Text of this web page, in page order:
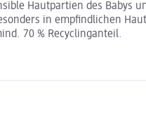
Hautpartien des
in empfindlichen
70 % Recyclinganteil.